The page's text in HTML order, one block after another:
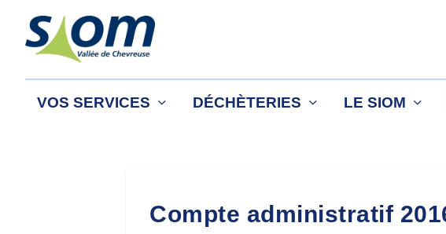
VOS SERVICES DÉCHÈTERIES LE SIOM
Compte administratif